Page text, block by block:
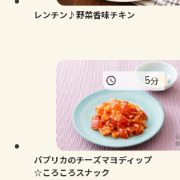
レンチン♪野菜香味チキン
パプリカのチーズマヨディップ
☆ころころスナック
5分